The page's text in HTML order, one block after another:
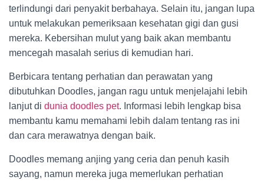
terlindungi dari penyakit berbahaya. Selain itu, jangan lupa
untuk melakukan pemeriksaan kesehatan gigi dan gusi
mereka. Kebersihan mulut yang baik akan membantu
mencegah masalah serius di kemudian hari.
Berbicara tentang perhatian dan perawatan yang
dibutuhkan Doodles, jangan ragu untuk menjelajahi lebih
lanjut di dunia doodles pet. Informasi lebih lengkap bisa
membantu kamu memahami lebih dalam tentang ras ini
dan cara merawatnya dengan baik.
Doodles memang anjing yang ceria dan penuh kasih
sayang, namun mereka juga memerlukan perhatian